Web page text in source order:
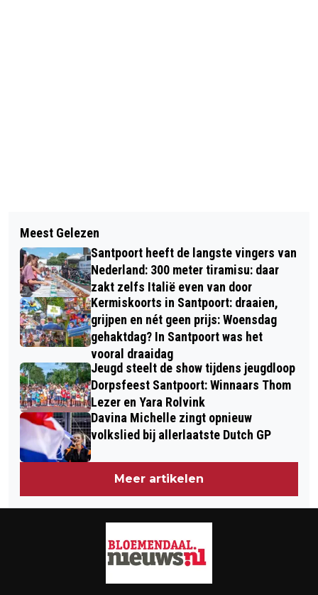
GRAFMONUMENTEN IN
VERSCHILLENDE STIJLEN EN VAN
EIGENTIJDSE MATERIALEN
FIETSER GEWOND BIJ BOTSING MET
BUSJE OP WESTELIJKE RANDWEG
(N208) HAARLEM
Meest Gelezen
Santpoort heeft de langste vingers van
Nederland: 300 meter tiramisu: daar
zakt zelfs Italië even van door
Kermiskoorts in Santpoort: draaien,
grijpen en nét geen prijs: Woensdag
gehaktdag? In Santpoort was het
vooral draaidag
Jeugd steelt de show tijdens jeugdloop
Dorpsfeest Santpoort: Winnaars Thom
Lezer en Yara Rolvink
Davina Michelle zingt opnieuw
volkslied bij allerlaatste Dutch GP
Meer artikelen